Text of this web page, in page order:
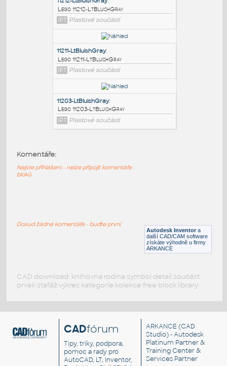
PODOBNÉ BLOKY
11213-LtBluishGray:
Lego 11213-LtBluishGray
IPT Plastové součásti
11212-LtBluishGray:
Lego 11212-LtBluishGray
IPT Plastové součásti
Lego 11211-LtBluishGray
Lego 11203-LtBluishGray
Autodesk Inventor a
další CAD/CAM software
získáte výhodně u firmy
ARKANCE
Komentáře:
Nejste přihlášeni - nelze připojit komentáře
bloků
Dosud žádné komentáře - buďte první
CAD download: knihovna rodina symbol detail součást
prvek stafáž výkres kategorie kolekce free block library
CADfórum
Tipy, triky, podpora,
pomoc a rady pro
AutoCAD, LT, Inventor,
ARKANCE (CAD
Studio) - Autodesk
Platinum Partner &
Training Center &
Services Partner